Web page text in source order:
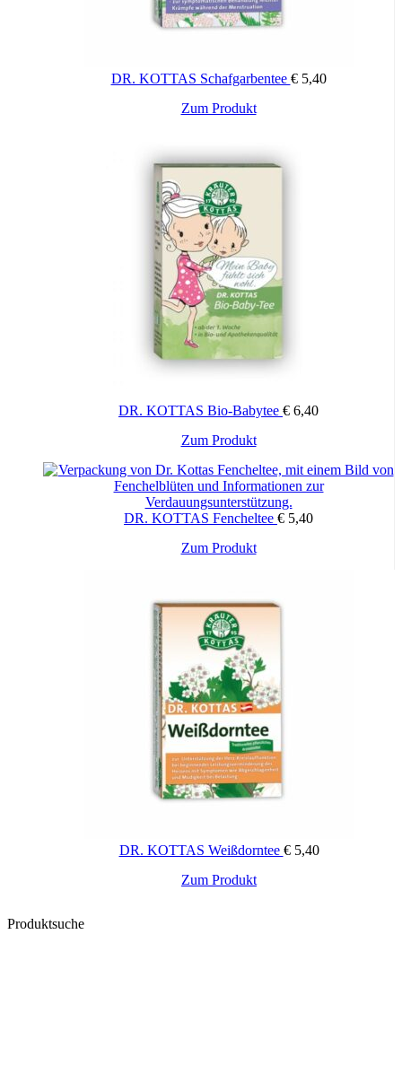
DR. KOTTAS Schafgarbentee €5,40
Zum Produkt
DR. KOTTAS Bio-Babytee € 6,40
Zum Produkt
DR. KOTTAS Fencheltee € 5,40
Zum Produkt
DR. KOTTAS Weißdorntee €5,40
Zum Produkt
Produktsuche